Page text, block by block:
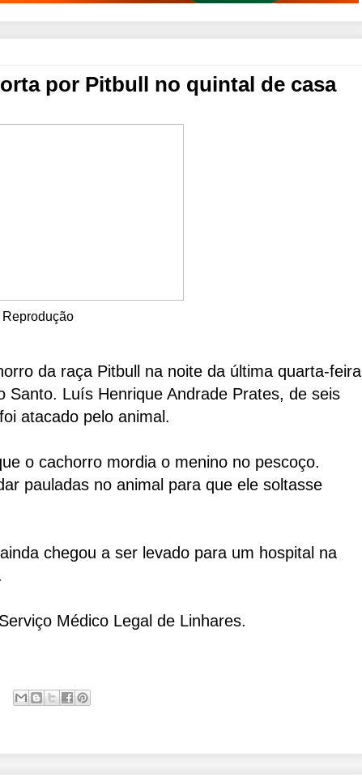
por Pitbull no quintal de casa
Reprodução
da raça Pitbull na noite da última quarta-feira
Luís Henrique Andrade Prates, de seis
atacado pelo animal.
o cachorro mordia o menino no pescoço.
pauladas no animal para que ele soltasse
chegou a ser levado para um hospital na
Médico Legal de Linhares.